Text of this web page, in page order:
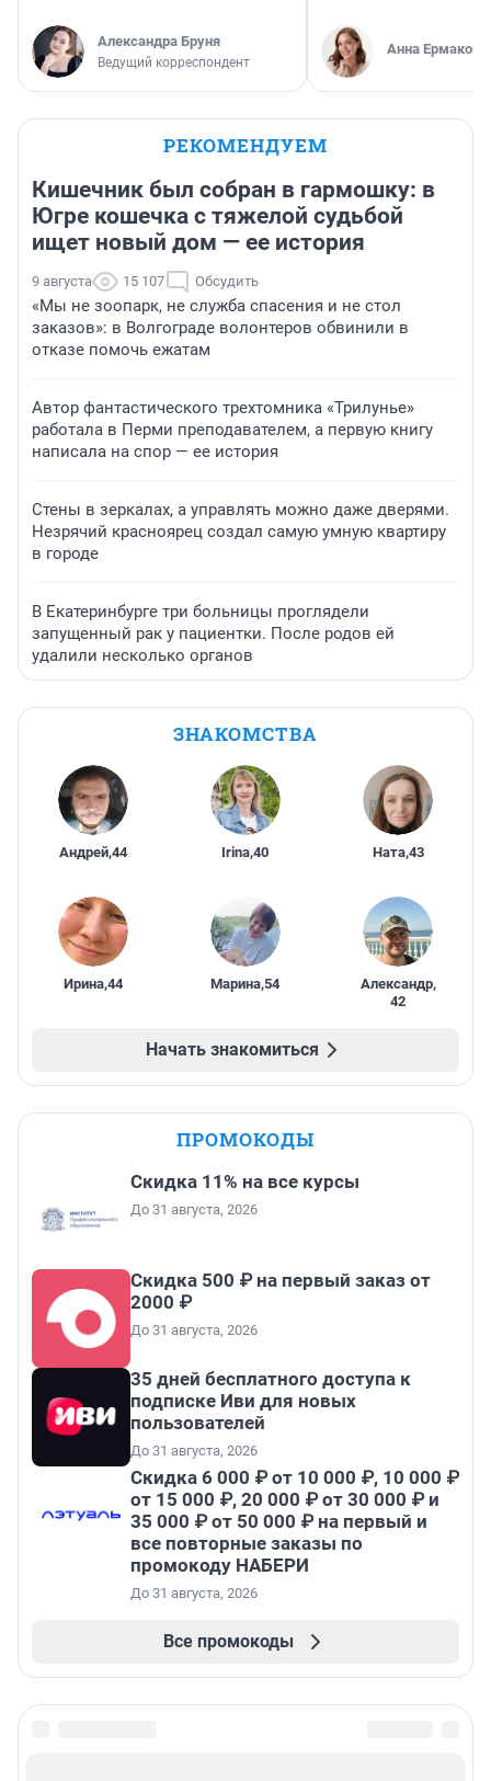
Александра Бруня
Ведущий корреспондент
Анна Ермакова
РЕКОМЕНДУЕМ
Кишечник был собран в гармошку: в
Югре кошечка с тяжелой судьбой
ищет новый дом — ее история
9 августа 15 107 Обсудить
«Мы не зоопарк, не служба спасения и не стол
заказов»: в Волгограде волонтеров обвинили в
отказе помочь ежатам
Автор фантастического трехтомника «Трилунье»
работала в Перми преподавателем, а первую книгу
написала на спор — ее история
Стены в зеркалах, а управлять можно даже дверями.
Незрячий красноярец создал самую умную квартиру
в городе
В Екатеринбурге три больницы проглядели
запущенный рак у пациентки. После родов ей
удалили несколько органов
ЗНАКОМСТВА
Андрей,44 Irina,40 Ната,43
Ирина,44 Марина,54 Александр,
42
Начать знакомиться
ПРОМОКОДЫ
Скидка 11% на все курсы
До 31 августа, 2026
Скидка 500 ₽ на первый заказ от
2000 ₽
До 31 августа, 2026
35 дней бесплатного доступа к
подписке Иви для новых
пользователей
До 31 августа, 2026
Скидка 6 000 ₽ от 10 000 ₽, 10 000 ₽
от 15 000 ₽, 20 000 ₽ от 30 000 ₽ и
35 000 ₽ от 50 000 ₽ на первый и
все повторные заказы по
промокоду НАБЕРИ
До 31 августа, 2026
Все промокоды